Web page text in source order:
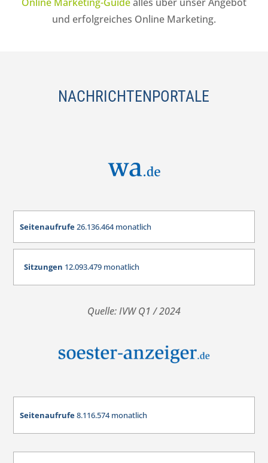
und erfolgreiches Online Marketing.
NACHRICHTENPORTALE
Seitenaufrufe 26.136.464 monatlich
Sitzungen 12.093.479 monatlich
Quelle: IVW Q1 / 2024
Seitenaufrufe8.116.574monatlich